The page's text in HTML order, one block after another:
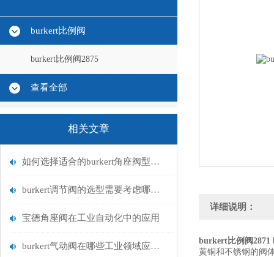
burkert比例阀
burkert比例阀2875
查看全部
相关文章
如何选择适合的burkert角座阀型号？
burkert调节阀的选型需要考虑哪些因素？
宝德角座阀在工业自动化中的应用
burkert气动阀在哪些工业领域应用广泛？
详细说明：
burkert比例阀2871
黄铜和不锈钢的阀